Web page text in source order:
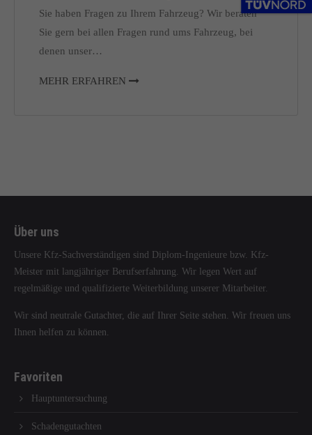
Sie haben Fragen zu Ihrem Fahrzeug? Wir beraten
Sie gern bei allen Fragen rund ums Fahrzeug, bei
denen unser…
MEHR ERFAHREN
Über uns
Unsere Kfz-Sachverständigen sind Diplom-Ingenieure bzw. Kfz-
Meister mit langjähriger Berufserfahrung. Wir legen Wert auf
regelmäßige und qualifizierte Weiterbildung unserer Mitarbeiter.
Wir sind neutrale Gutachter, die auf Ihrer Seite stehen. Wir freuen uns
Ihnen helfen zu können.
Favoriten
Hauptuntersuchung
Schadengutachten